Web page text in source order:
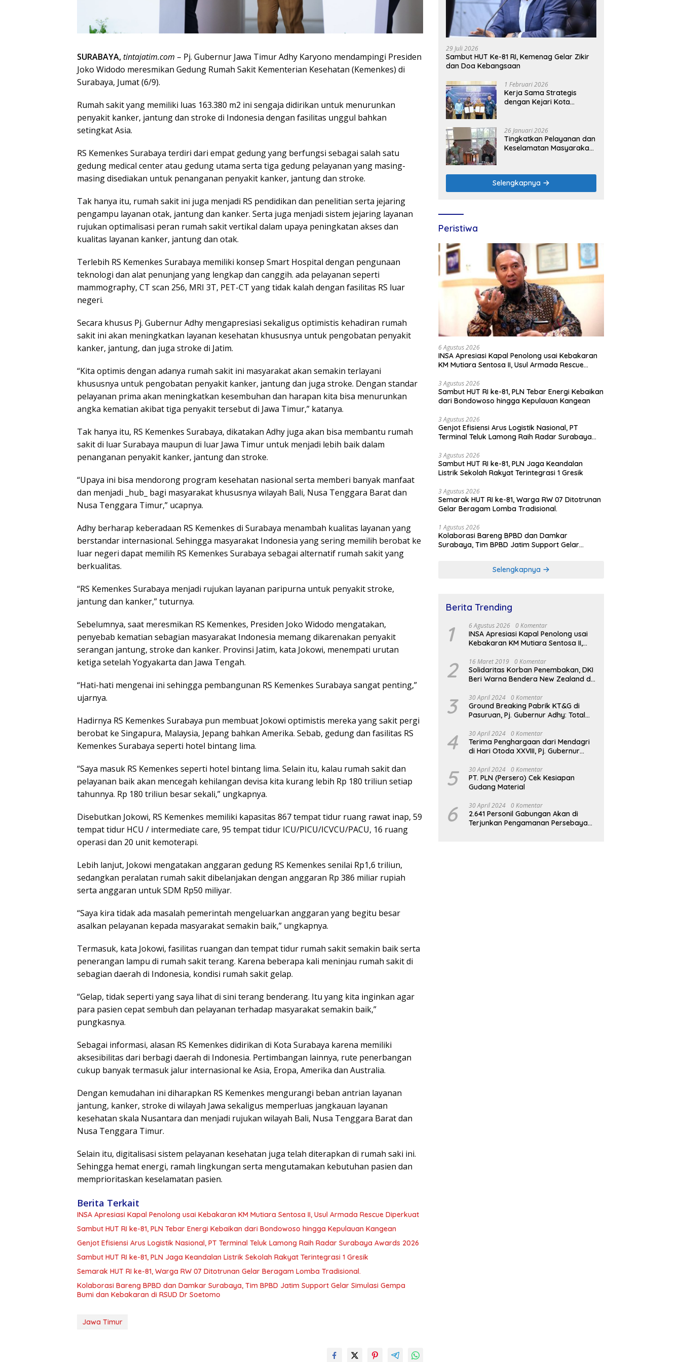
SURABAYA,tintajatim.com – Pj. Gubernur Jawa Timur Adhy Karyono mendampingi Presiden
Joko Widodo meresmikan Gedung Rumah Sakit Kementerian Kesehatan (Kemenkes) di
Surabaya, Jumat (6/9).
Rumah sakit yang memiliki luas 163.380 m2 ini sengaja didirikan untuk menurunkan
penyakit kanker, jantung dan stroke di Indonesia dengan fasilitas unggul bahkan
setingkat Asia.
RS Kemenkes Surabaya terdiri dari empat gedung yang berfungsi sebagai salah satu
gedung medical center atau gedung utama serta tiga gedung pelayanan yang masing-
masing disediakan untuk penanganan penyakit kanker, jantung dan stroke.
Tak hanya itu, rumah sakit ini juga menjadi RS pendidikan dan penelitian serta jejaring
pengampu layanan otak, jantung dan kanker. Serta juga menjadi sistem jejaring layanan
rujukan optimalisasi peran rumah sakit vertikal dalam upaya peningkatan akses dan
kualitas layanan kanker, jantung dan otak.
Terlebih RS Kemenkes Surabaya memiliki konsep Smart Hospital dengan pengunaan
teknologi dan alat penunjang yang lengkap dan canggih. ada pelayanan seperti
mammography, CT scan 256, MRI 3T, PET-CT yang tidak kalah dengan fasilitas RS luar
negeri.
Secara khusus Pj. Gubernur Adhy mengapresiasi sekaligus optimistis kehadiran rumah
sakit ini akan meningkatkan layanan kesehatan khususnya untuk pengobatan penyakit
kanker, jantung, dan juga stroke di Jatim.
“Kita optimis dengan adanya rumah sakit ini masyarakat akan semakin terlayani
khususnya untuk pengobatan penyakit kanker, jantung dan juga stroke. Dengan standar
pelayanan prima akan meningkatkan kesembuhan dan harapan kita bisa menurunkan
angka kematian akibat tiga penyakit tersebut di Jawa Timur,” katanya.
Tak hanya itu, RS Kemenkes Surabaya, dikatakan Adhy juga akan bisa membantu rumah
sakit di luar Surabaya maupun di luar Jawa Timur untuk menjadi lebih baik dalam
penanganan penyakit kanker, jantung dan stroke.
“Upaya ini bisa mendorong program kesehatan nasional serta memberi banyak manfaat
dan menjadi _hub_ bagi masyarakat khususnya wilayah Bali, Nusa Tenggara Barat dan
Nusa Tenggara Timur,” ucapnya.
Adhy berharap keberadaan RS Kemenkes di Surabaya menambah kualitas layanan yang
berstandar internasional. Sehingga masyarakat Indonesia yang sering memilih berobat ke
luar negeri dapat memilih RS Kemenkes Surabaya sebagai alternatif rumah sakit yang
berkualitas.
“RS Kemenkes Surabaya menjadi rujukan layanan paripurna untuk penyakit stroke,
jantung dan kanker,” tuturnya.
Sebelumnya, saat meresmikan RS Kemenkes, Presiden Joko Widodo mengatakan,
penyebab kematian sebagian masyarakat Indonesia memang dikarenakan penyakit
serangan jantung, stroke dan kanker. Provinsi Jatim, kata Jokowi, menempati urutan
ketiga setelah Yogyakarta dan Jawa Tengah.
“Hati-hati mengenai ini sehingga pembangunan RS Kemenkes Surabaya sangat penting,”
ujarnya.
Hadirnya RS Kemenkes Surabaya pun membuat Jokowi optimistis mereka yang sakit pergi
berobat ke Singapura, Malaysia, Jepang bahkan Amerika. Sebab, gedung dan fasilitas RS
Kemenkes Surabaya seperti hotel bintang lima.
“Saya masuk RS Kemenkes seperti hotel bintang lima. Selain itu, kalau rumah sakit dan
pelayanan baik akan mencegah kehilangan devisa kita kurang lebih Rp 180 triliun setiap
tahunnya. Rp 180 triliun besar sekali,” ungkapnya.
Disebutkan Jokowi, RS Kemenkes memiliki kapasitas 867 tempat tidur ruang rawat inap, 59
tempat tidur HCU / intermediate care, 95 tempat tidur ICU/PICU/ICVCU/PACU, 16 ruang
operasi dan 20 unit kemoterapi.
Lebih lanjut, Jokowi mengatakan anggaran gedung RS Kemenkes senilai Rp1,6 triliun,
sedangkan peralatan rumah sakit dibelanjakan dengan anggaran Rp 386 miliar rupiah
serta anggaran untuk SDM Rp50 miliyar.
“Saya kira tidak ada masalah pemerintah mengeluarkan anggaran yang begitu besar
asalkan pelayanan kepada masyarakat semakin baik,” ungkapnya.
Termasuk, kata Jokowi, fasilitas ruangan dan tempat tidur rumah sakit semakin baik serta
penerangan lampu di rumah sakit terang. Karena beberapa kali meninjau rumah sakit di
sebagian daerah di Indonesia, kondisi rumah sakit gelap.
“Gelap, tidak seperti yang saya lihat di sini terang benderang. Itu yang kita inginkan agar
para pasien cepat sembuh dan pelayanan terhadap masyarakat semakin baik,”
pungkasnya.
Sebagai informasi, alasan RS Kemenkes didirikan di Kota Surabaya karena memiliki
aksesibilitas dari berbagi daerah di Indonesia. Pertimbangan lainnya, rute penerbangan
cukup banyak termasuk jalur internasional ke Asia, Eropa, Amerika dan Australia.
Dengan kemudahan ini diharapkan RS Kemenkes mengurangi beban antrian layanan
jantung, kanker, stroke di wilayah Jawa sekaligus memperluas jangkauan layanan
kesehatan skala Nusantara dan menjadi rujukan wilayah Bali, Nusa Tenggara Barat dan
Nusa Tenggara Timur.
Selain itu, digitalisasi sistem pelayanan kesehatan juga telah diterapkan di rumah saki ini.
Sehingga hemat energi, ramah lingkungan serta mengutamakan kebutuhan pasien dan
memprioritaskan keselamatan pasien.
Berita Terkait
INSA Apresiasi Kapal Penolong usai Kebakaran KM Mutiara Sentosa II, Usul Armada Rescue Diperkuat
Sambut HUT RI ke-81, PLN Tebar Energi Kebaikan dari Bondowoso hingga Kepulauan Kangean
Genjot Efisiensi Arus Logistik Nasional, PT Terminal Teluk Lamong Raih Radar Surabaya Awards 2026
Sambut HUT RI ke-81, PLN Jaga Keandalan Listrik Sekolah Rakyat Terintegrasi 1 Gresik
Semarak HUT RI ke-81, Warga RW 07 Ditotrunan Gelar Beragam Lomba Tradisional.
Kolaborasi Bareng BPBD dan Damkar Surabaya, Tim BPBD Jatim Support Gelar Simulasi Gempa
Bumi dan Kebakaran di RSUD Dr Soetomo
Jawa Timur
29 Juli 2026
Sambut HUT Ke-81 RI, Kemenag Gelar Zikir
dan Doa Kebangsaan
1 Februari 2026
Kerja Sama Strategis
dengan Kejari Kota
Green Enabler di Jawa
Timur
26 Januari 2026
Tingkatkan Pelayanan dan
Keselamatan Masyarakat,
Polres Nganjuk
Selengkapnya
Peristiwa
6 Agustus 2026
INSA Apresiasi Kapal Penolong usai Kebakaran
KM Mutiara Sentosa II, Usul Armada Rescue
3 Agustus 2026
Sambut HUT RI ke-81, PLN Tebar Energi Kebaikan
dari Bondowoso hingga Kepulauan Kangean
3 Agustus 2026
Genjot Efisiensi Arus Logistik Nasional, PT
Terminal Teluk Lamong Raih Radar Surabaya
3 Agustus 2026
Sambut HUT RI ke-81, PLN Jaga Keandalan
Listrik Sekolah Rakyat Terintegrasi 1 Gresik
3 Agustus 2026
Semarak HUT RI ke-81, Warga RW 07 Ditotrunan
Gelar Beragam Lomba Tradisional.
1 Agustus 2026
Kolaborasi Bareng BPBD dan Damkar
Surabaya, Tim BPBD Jatim Support Gelar
Selengkapnya
Berita Trending
1 6 Agustus 2026 0 Komentar
INSA Apresiasi Kapal Penolong usai
Kebakaran KM Mutiara Sentosa II,
2 16 Maret 2019 0 Komentar
Solidaritas Korban Penembakan, DKI
Beri Warna Bendera New Zealand di
3 30 April 2024 0 Komentar
Ground Breaking Pabrik KT&G di
Pasuruan, Pj. Gubernur Adhy: Total
Serap Ribuan Tenaga Kerja
4 30 April 2024 0 Komentar
Terima Penghargaan dari Mendagri
di Hari Otoda XXVIII, Pj. Gubernur
Reformasi Birokrasi Jadi Kunci
Keberhasilan Jatim
5 30 April 2024 0 Komentar
PT. PLN (Persero) Cek Kesiapan
Gudang Material
6 30 April 2024 0 Komentar
2.641 Personil Gabungan Akan di
Terjunkan Pengamanan Persebaya